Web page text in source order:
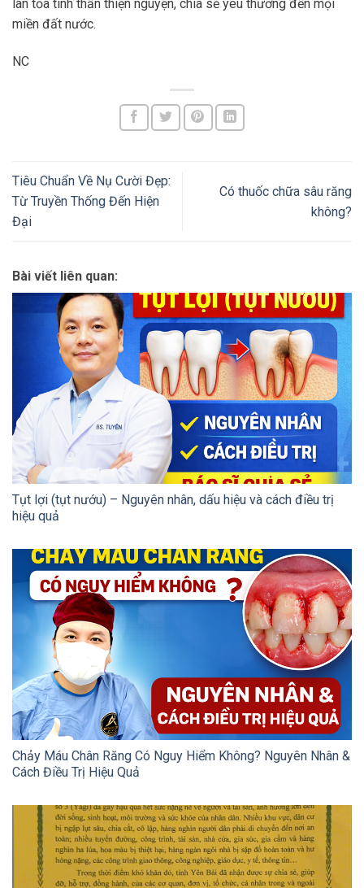
lan tỏa tinh thần thiện nguyện, chia sẻ yêu thương đến mọi
miền đất nước.
NC
Tiêu Chuẩn Về Nụ Cười Đẹp:
Từ Truyền Thống Đến Hiện
Đại
Có thuốc chữa sâu răng
không?
Bài viết liên quan:
Tụt lợi (tụt nướu) – Nguyên nhân, dấu hiệu và cách điều trị
hiệu quả
Chảy Máu Chân Răng Có Nguy Hiểm Không? Nguyên Nhân &
Cách Điều Trị Hiệu Quả